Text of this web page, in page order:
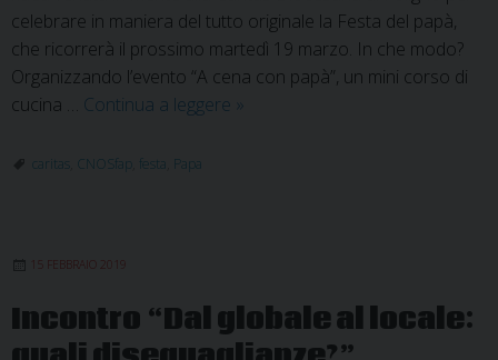
celebrare in maniera del tutto originale la Festa del papà,
che ricorrerà il prossimo martedì 19 marzo. In che modo?
Organizzando l’evento “A cena con papà”, un mini corso di
cucina … Continua a leggere A
marzo
»
caritas CNOSfap festa Papa
15 FEBBRAIO 2019
Incontro “Dal globale al locale: